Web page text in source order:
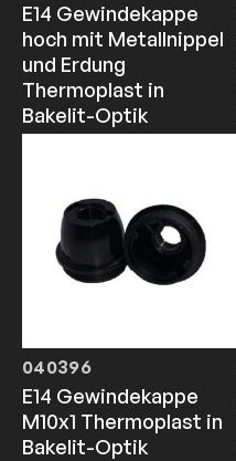
E14 Gewindekappe
hoch mit Metallnippel
und Erdung
Thermoplast in
Bakelit-Optik
040396
E14 Gewindekappe
M10x1 Thermoplast in
Bakelit-Optik